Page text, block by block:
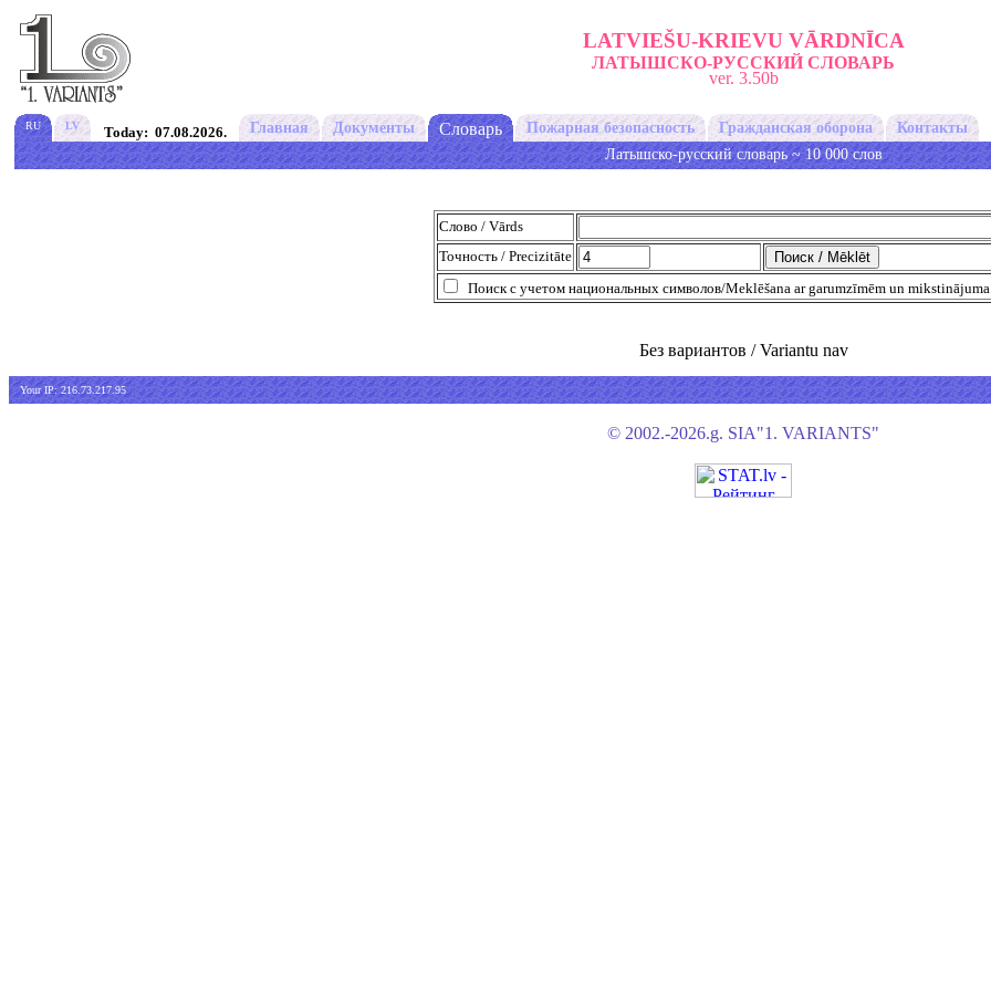
LATVIEŠU-KRIEVU VĀRDNĪCA
ЛАТЫШСКО-РУССКИЙ СЛОВАРЬ
ver. 3.50b
RU LV Today: 07.08.2026. Главная Документы Словарь Пожарная безопасность Гражданская оборона
Контакты
Латышско-русский словарь ~ 10 000 слов
Cлово / Vārds
Точность / Precizitāte
Поиск с учетом национальных символов/Meklēšana ar garumzīmēm un
Без вариантов / Variantu nav
Your IP: 216.73.217.95
© 2002.-2026.g. SIA"1. VARIANTS"